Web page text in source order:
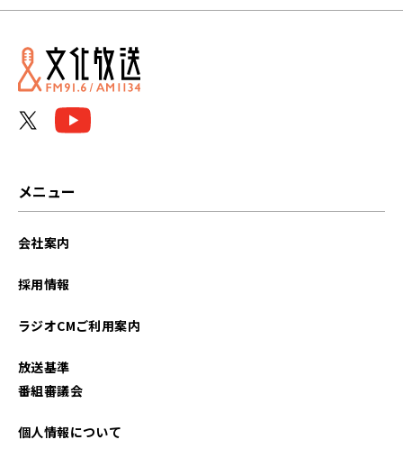
メニュー
会社案内
採用情報
ラジオCMご利用案内
放送基準
番組審議会
個人情報について